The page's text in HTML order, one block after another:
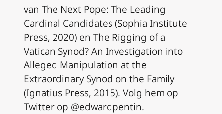
van The Next Pope: The Leading
Cardinal Candidates (Sophia Institute
Press, 2020) en The Rigging of a
Vatican Synod? An Investigation into
Alleged Manipulation at the
Extraordinary Synod on the Family
(Ignatius Press, 2015). Volg hem op
Twitter op @edwardpentin.